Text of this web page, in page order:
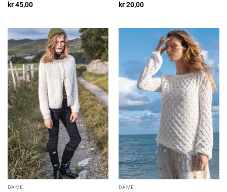
kr45,00
kr20,00
DAME DAME